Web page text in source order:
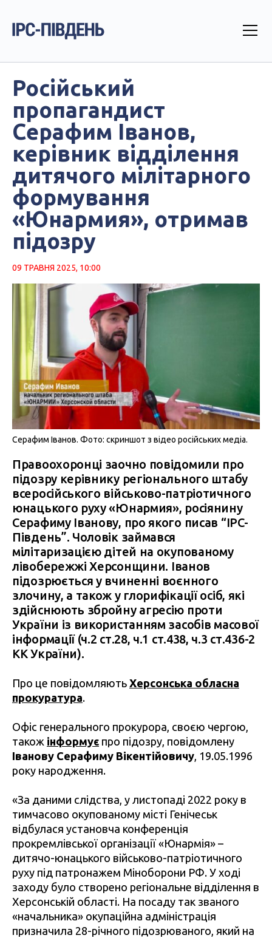
Російський
пропагандист
Серафим Іванов,
керівник відділення
дитячого мілітарного
формування
«Юнармия», отримав
підозру
09 ТРАВНЯ 2025, 10:00
Серафим Іванов. Фото: скриншот з відео російських медіа.
Правоохоронці заочно повідомили про
підозру керівнику регіонального штабу
всеросійського військово-патріотичного
юнацького руху «Юнармия», росіянину
Серафиму Іванову, про якого писав “IPC-
Південь”. Чоловік займався
мілітаризацією дітей на окупованому
лівобережжі Херсонщини. Іванов
підозрюється у вчиненні воєнного
злочину, а також у глорифікації осіб, які
здійснюють збройну агресію проти
України із використанням засобів масової
інформації (ч.2 ст.28, ч.1 ст.438, ч.3 ст.436-2
КК України).
Про це повідомляють Херсонська обласна
прокуратура.
Офіс генерального прокурора, своєю чергою,
також інформує про підозру, повідомлену
Іванову Серафиму Вікентійовичу , 19.05.1996
року народження.
«За даними слідства, у листопаді 2022 року в
тимчасово окупованому місті Генічеськ
відбулася установча конференція
прокремлівської організації «Юнармія» –
дитячо-юнацького військово-патріотичного
руху під патронажем Міноборони РФ. У ході
заходу було створено регіональне відділення в
Херсонській області. На посаду так званого
«начальника» окупаційна адміністрація
призначила 28-річного підозрюваного, який на